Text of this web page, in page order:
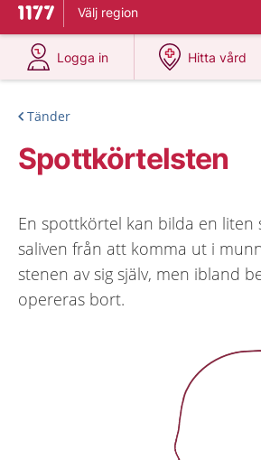
Till startsidan för 1177
Välj region
Logga in
på 1177.se
Hitta vård
på
Tänder
Spottkörtelsten
En spottkörtel kan bilda en
saliven från att komma ut i
stenen av sig själv, men ibland
opereras bort.